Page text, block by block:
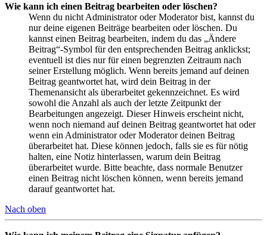
Wie kann ich einen Beitrag bearbeiten oder löschen?
Wenn du nicht Administrator oder Moderator bist, kannst du
nur deine eigenen Beiträge bearbeiten oder löschen. Du
kannst einen Beitrag bearbeiten, indem du das „Ändere
Beitrag“-Symbol für den entsprechenden Beitrag anklickst;
eventuell ist dies nur für einen begrenzten Zeitraum nach
seiner Erstellung möglich. Wenn bereits jemand auf deinen
Beitrag geantwortet hat, wird dein Beitrag in der
Themenansicht als überarbeitet gekennzeichnet. Es wird
sowohl die Anzahl als auch der letzte Zeitpunkt der
Bearbeitungen angezeigt. Dieser Hinweis erscheint nicht,
wenn noch niemand auf deinen Beitrag geantwortet hat oder
wenn ein Administrator oder Moderator deinen Beitrag
überarbeitet hat. Diese können jedoch, falls sie es für nötig
halten, eine Notiz hinterlassen, warum dein Beitrag
überarbeitet wurde. Bitte beachte, dass normale Benutzer
einen Beitrag nicht löschen können, wenn bereits jemand
darauf geantwortet hat.
Nach oben